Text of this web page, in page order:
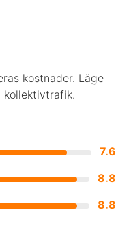
7.6
8.8
8.8
kostnader. Läge
kollektivtrafik.